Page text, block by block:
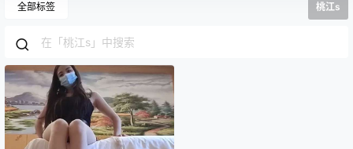
全部标签 桃江s